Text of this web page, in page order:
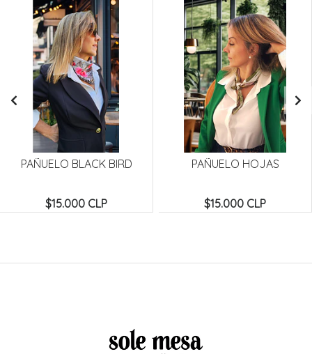
PAÑUELO BLACK BIRD
$15.000 CLP
PAÑUELO HOJAS
$15.000 CLP